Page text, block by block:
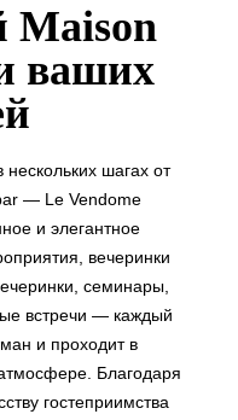
Maison
ваших
шагах от
— Le Vendome
и элегантное
вечеринки
семинары,
встречи — каждый
и проходит в
Благодаря
гостеприимства